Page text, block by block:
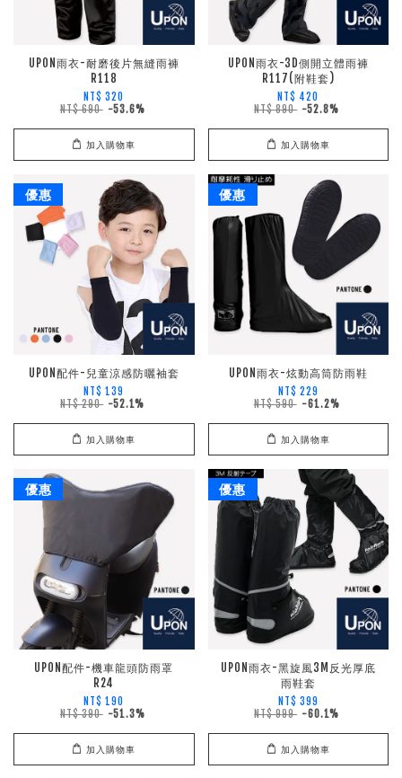
UPON雨衣-耐磨後片無縫雨褲
R118
NT$ 320
NT$ 690 -53.6%
加入購物車
UPON雨衣-3D側開立體雨褲
R117(附鞋套)
NT$ 420
NT$ 890 -52.8%
加入購物車
優惠
UPON配件-兒童涼感防曬袖套
NT$ 139
NT$ 290 -52.1%
加入購物車
優惠
UPON雨衣-炫動高筒防雨鞋
NT$ 229
NT$ 590 -61.2%
加入購物車
優惠
UPON配件-機車龍頭防雨罩
R24
NT$ 190
NT$ 390 -51.3%
加入購物車
優惠
UPON雨衣-黑旋風3M反光厚底
雨鞋套
NT$ 399
NT$ 999 -60.1%
加入購物車